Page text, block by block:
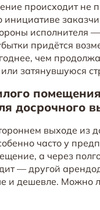
происходит не
инициативе
исполнителя
придётся
чем
затянувшуюся
досрочного
выходе из
часто у
а через
— другой
и дешевле. Можно